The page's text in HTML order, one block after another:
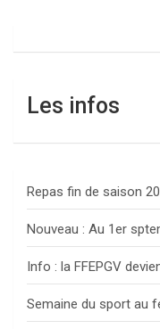
Les infos
Repas fin de saison
Nouveau : Au 1er
Info : la FFEPGV
Semaine du sport au